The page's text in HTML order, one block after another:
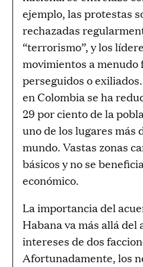
ejemplo, las protestas
rechazadas
“terrorismo”, y los
movimientos a menudo
perseguidos o
en Colombia se ha
29 por ciento de la
uno de los lugares más
mundo. Vastas zonas
básicos y no se
económico.
La importancia del
Habana va más allá del
intereses de dos
Afortunadamente, los